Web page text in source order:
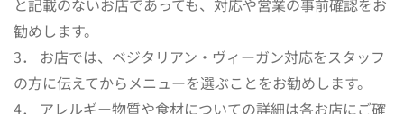
と記載のないお店であっても、対応や営業の事前確認をお
勧めします。
3． お店では、ベジタリアン・ヴィーガン対応をスタッフ
の方に伝えてからメニューを選ぶことをお勧めします。
4． アレルギー物質や食材についての詳細は各お店にご確